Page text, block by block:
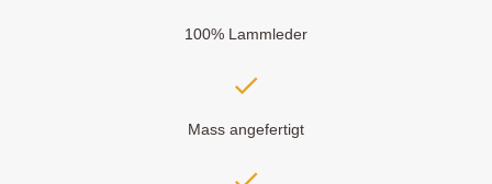
100% Lammleder
Mass angefertigt